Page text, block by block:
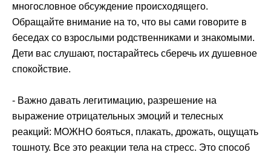
многословное обсуждение происходящего.
Обращайте внимание на то, что вы сами говорите в
беседах со взрослыми родственниками и знакомыми.
Дети вас слушают, постарайтесь сберечь их душевное
спокойствие.
- Важно давать легитимацию, разрешение на
выражение отрицательных эмоций и телесных
реакций: МОЖНО бояться, плакать, дрожать, ощущать
тошноту. Все это реакции тела на стресс. Это способ